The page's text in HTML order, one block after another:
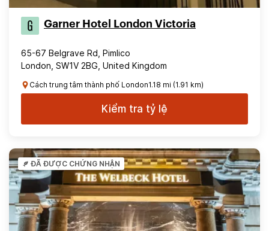
Garner Hotel London Victoria
65-67 Belgrave Rd, Pimlico
London, SW1V 2BG, United Kingdom
Cách trung tâm thành phố London1.18 mi (1.91 km)
Kiểm tra tỷ lệ
ĐÃ ĐƯỢC CHỨNG NHẬN